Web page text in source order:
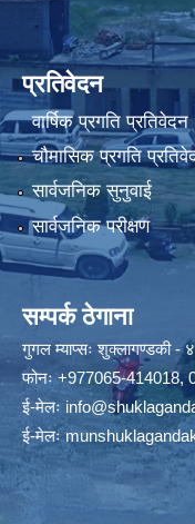
प्रतिवेदन
वार्षिक प्रगति प्रतिवेदन
चौमासिक प्रगति
सार्वजनिक सुनुवाई
सार्वजनिक परीक्षण
सम्पर्क ठेगाना
गुगल म्याप्सःशुक्लागण्डकी -
फोनः+977065-414018,
ई-मेलः
ई-मेलः